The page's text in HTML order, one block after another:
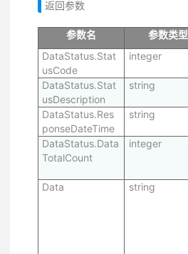
返回参数
参数名 参数类型
DataStatus.Stat
usCode
integer
DataStatus.Stat
usDescription
string
DataStatus.Res
ponseDateTime
string
DataStatus.Data
TotalCount
integer
Data
string